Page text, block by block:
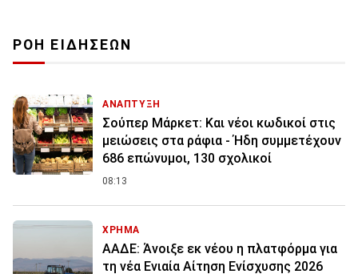
ΡΟΗ ΕΙΔΗΣΕΩΝ
ΑΝΑΠΤΥΞΗ
Σούπερ Μάρκετ: Και νέοι κωδικοί στις
μειώσεις στα ράφια - Ήδη συμμετέχουν
686 επώνυμοι, 130 σχολικοί
08:13
ΧΡΗΜΑ
ΑΑΔΕ: Άνοιξε εκ νέου η πλατφόρμα για
τη νέα Ενιαία Αίτηση Ενίσχυσης 2026